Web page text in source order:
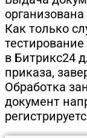
Как только
в Битрикс24
приказа,
Обработка
документ